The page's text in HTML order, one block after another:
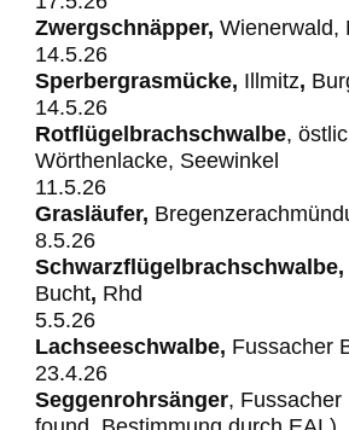
Zwergschnäpper, Wienerwald,
14.5.26
Sperbergrasmücke, Illmitz,
14.5.26
Rotflügelbrachschwalbe,
Wörthenlacke, Seewinkel
11.5.26
Grasläufer,
8.5.26
Schwarzflügelbrachschwalbe,
Bucht, Rhd
5.5.26
Lachseeschwalbe, Fussacher
23.4.26
Seggenrohrsänger, Fussacher